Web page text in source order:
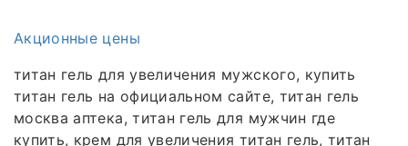
Акционные цены
титан гель для увеличения мужского, купить
титан гель на официальном сайте, титан гель
москва аптека, титан гель для мужчин где
купить, крем для увеличения титан гель, титан